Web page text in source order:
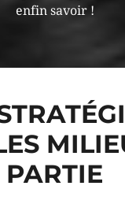
enfin savoir !
PARTIE